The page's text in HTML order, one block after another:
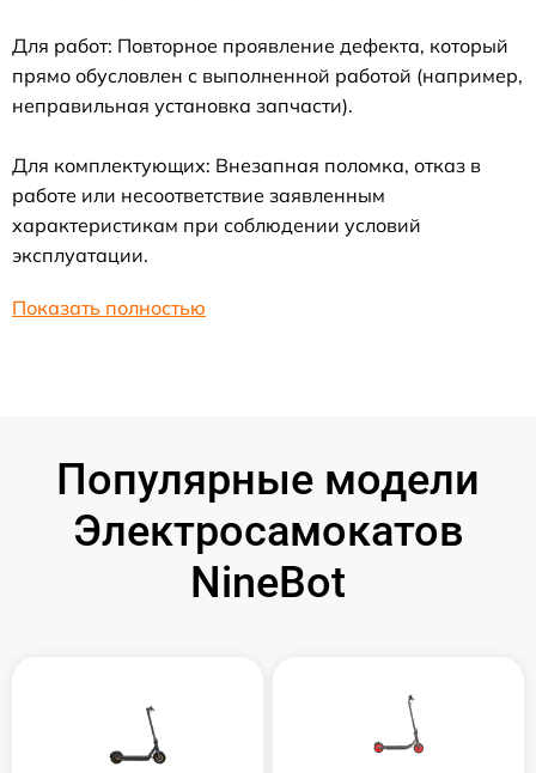
Для работ: Повторное проявление дефекта, который
прямо обусловлен с выполненной работой (например,
неправильная установка запчасти).
Для комплектующих: Внезапная поломка, отказ в
работе или несоответствие заявленным
характеристикам при соблюдении условий
эксплуатации.
Показать полностью
Популярные модели
Электросамокатов
NineBot